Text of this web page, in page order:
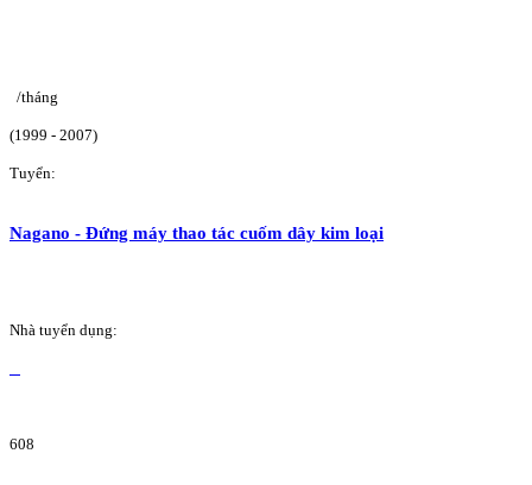
/tháng
(1999 - 2007)
Tuyển:
Nagano - Đứng máy thao tác cuốm dây kim loại
Nhà tuyển dụng:
608